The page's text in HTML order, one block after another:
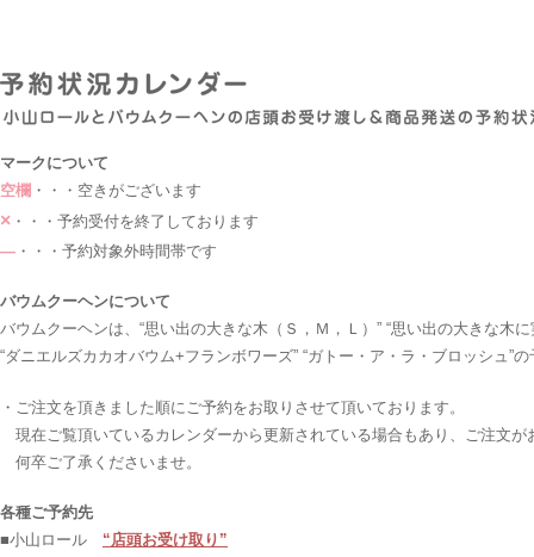
マークについて
空欄 ・・・空きがございます
× ・・・予約受付を終了しております
― ・・・予約対象外時間帯です
バウムクーヘンについて
バウムクーヘンは、“思い出の大きな木（Ｓ，Ｍ，Ｌ）” “思い出の大きな木
“ダニエルズカカオバウム+フランボワーズ” “ガトー・ア・ラ・ブロッシュ”
・ご注文を頂きました順にご予約をお取りさせて頂いております。
現在ご覧頂いているカレンダーから更新されている場合もあり、ご注文
何卒ご了承くださいませ。
各種ご予約先
■小山ロール “店頭お受け取り”